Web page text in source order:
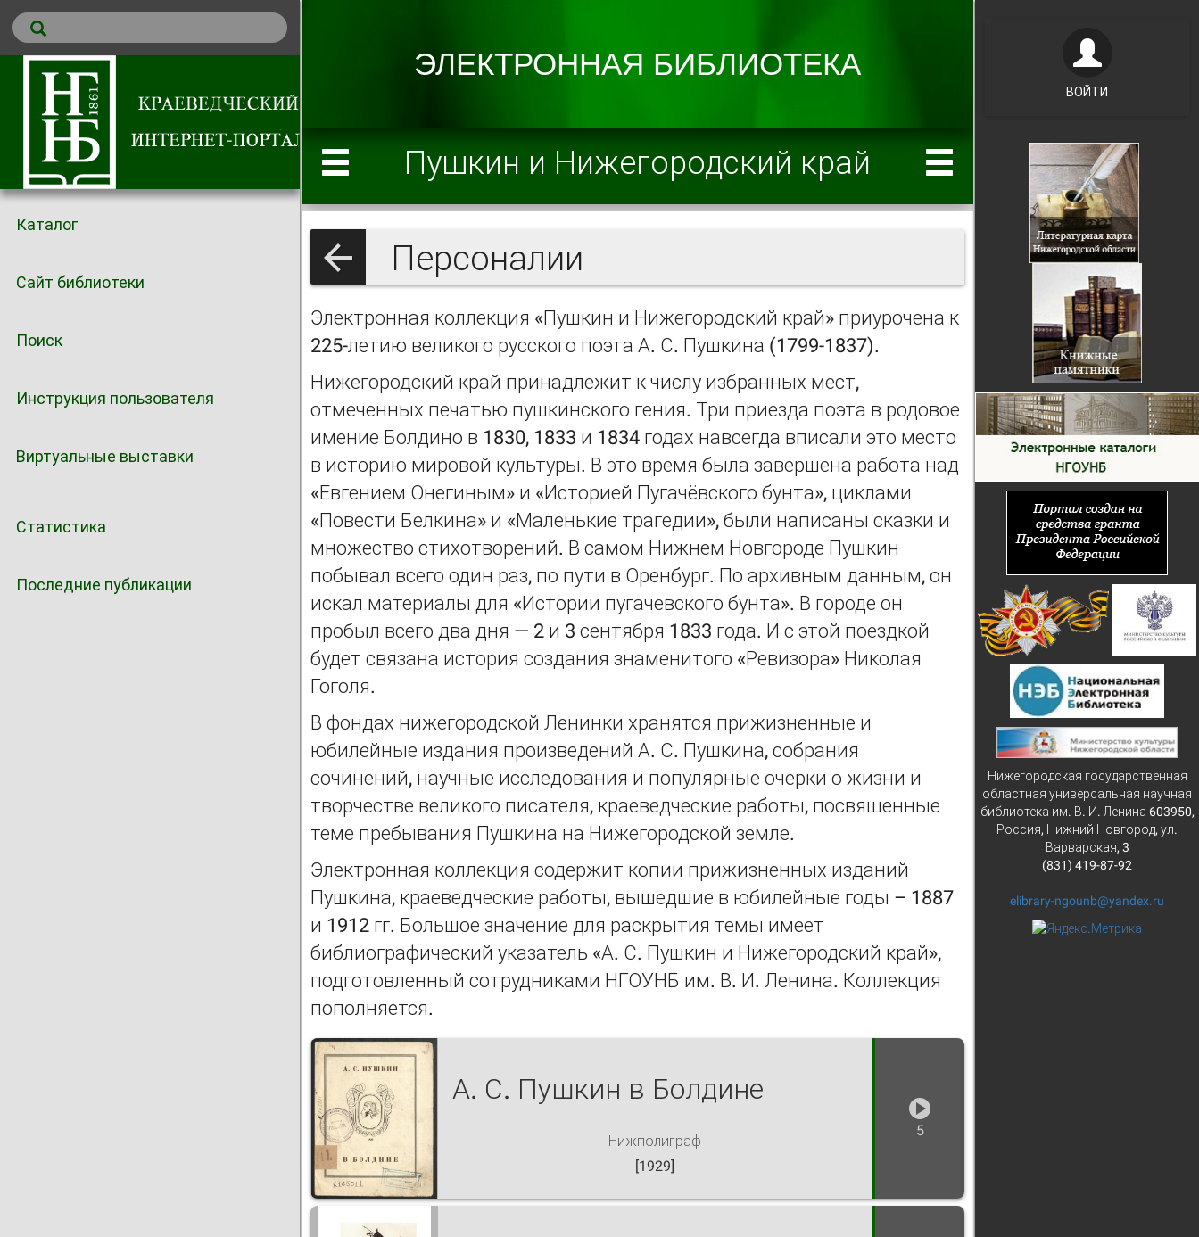
Каталог
Сайт библиотеки
Поиск
Инструкция пользователя
Виртуальные выставки
Статистика
Последние публикации
Пушкин и Нижегородский край
Персоналии
Электронная коллекция «Пушкин и Нижегородский край» приурочена к
225-летию великого русского поэта А. С. Пушкина (1799-1837).
Нижегородский край принадлежит к числу избранных мест,
отмеченных печатью пушкинского гения. Три приезда поэта в родовое
имение Болдино в 1830, 1833 и 1834 годах навсегда вписали это место
в историю мировой культуры. В это время была завершена работа над
«Евгением Онегиным» и «Историей Пугачёвского бунта», циклами
«Повести Белкина» и «Маленькие трагедии», были написаны сказки и
множество стихотворений. В самом Нижнем Новгороде Пушкин
побывал всего один раз, по пути в Оренбург. По архивным данным, он
искал материалы для «Истории пугачевского бунта». В городе он
пробыл всего два дня — 2 и 3 сентября 1833 года. И с этой поездкой
будет связана история создания знаменитого «Ревизора» Николая
Гоголя.
В фондах нижегородской Ленинки хранятся прижизненные и
юбилейные издания произведений А. С. Пушкина, собрания
сочинений, научные исследования и популярные очерки о жизни и
творчестве великого писателя, краеведческие работы, посвященные
теме пребывания Пушкина на Нижегородской земле.
Электронная коллекция содержит копии прижизненных изданий
Пушкина, краеведческие работы, вышедшие в юбилейные годы – 1887
и 1912 гг. Большое значение для раскрытия темы имеет
библиографический указатель «А. С. Пушкин и Нижегородский край»,
подготовленный сотрудниками НГОУНБ им. В. И. Ленина. Коллекция
пополняется.
А. С. Пушкин в Болдине
Нижполиграф
[1929]
5
ВОЙТИ
Нижегородская государственная
областная универсальная научная
библиотека им. В. И. Ленина 603950,
Россия, Нижний Новгород, ул.
Варварская, 3
(831) 419-87-92
elibrary-ngounb@yandex.ru